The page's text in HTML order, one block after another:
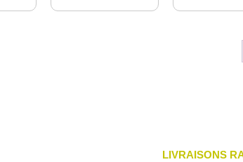
LIVRAISONS